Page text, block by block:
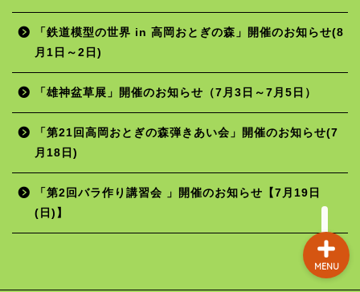
「鉄道模型の世界 in 高岡おとぎの森」開催のお知らせ(8
月1日～2日)
「雄神盆草展」開催のお知らせ（7月3日～7月5日）
「第21回高岡おとぎの森弾きあい会」開催のお知らせ(7
月18日)
「第2回バラ作り講習会 」開催のお知らせ【7月19日
(日)】
MENU
ホーム
年間行事予定
施設の使用料